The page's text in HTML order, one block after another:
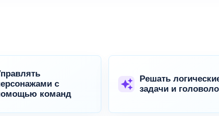
с
команд
Решать
задачи и